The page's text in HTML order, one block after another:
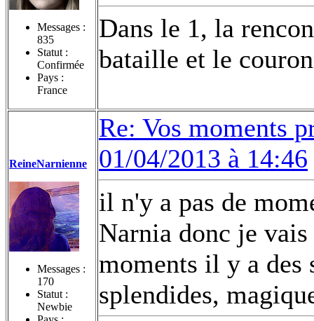
Messages :
835
Statut :
Confirmée
Pays :
France
Dans le 1, la
bataille et le
ReineNarnienne
Messages :
170
Statut :
Newbie
Re: Vos moments
01/04/2013 à 14:46
il n'y a pas de
Narnia donc je
moments il y a des
splendides,